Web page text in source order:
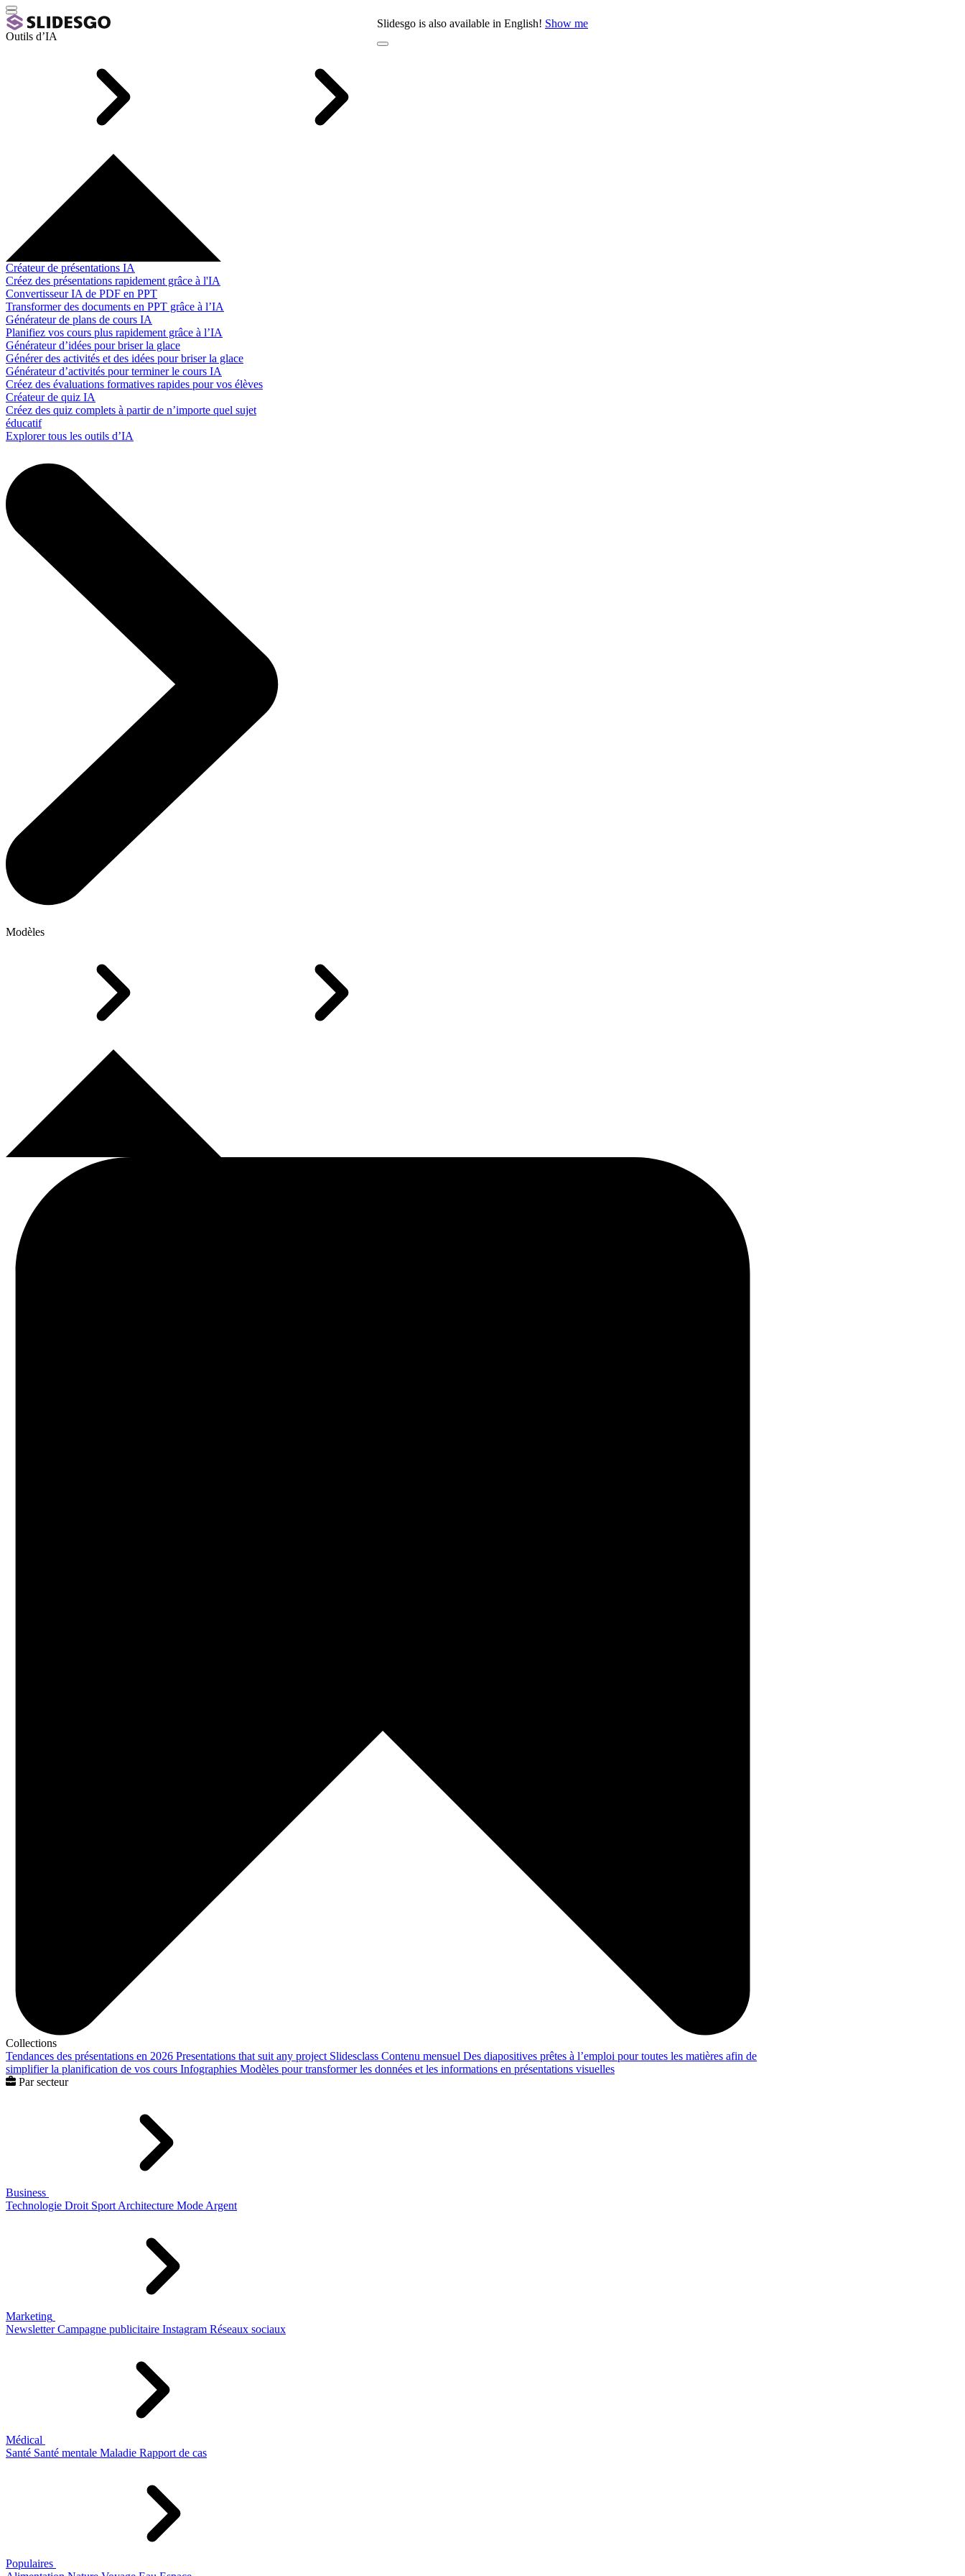
Slidesgo is also available in English! Show me
Outils d’IA
Créateur de présentations IA
Créez des présentations rapidement grâce à l'IA
Convertisseur IA de PDF en PPT
Transformer des documents en PPT grâce à l’IA
Générateur de plans de cours IA
Planifiez vos cours plus rapidement grâce à l’IA
Générateur d’idées pour briser la glace
Générer des activités et des idées pour briser la glace
Générateur d’activités pour terminer le cours IA
Créez des évaluations formatives rapides pour vos élèves
Créateur de quiz IA
Créez des quiz complets à partir de n’importe quel sujet
éducatif
Explorer tous les outils d’IA
Modèles
Collections
Tendances des présentations en 2026 Presentations that suit any project Slidesclass Contenu mensuel Des diapositives prêtes à l’emploi pour toutes les matières afin de
simplifier la planification de vos cours Infographies Modèles pour transformer les données et les informations en présentations visuelles
Par secteur
Business
Technologie Droit Sport Architecture Mode Argent
Marketing
Newsletter Campagne publicitaire Instagram Réseaux sociaux
Médical
Santé Santé mentale Maladie Rapport de cas
Populaires